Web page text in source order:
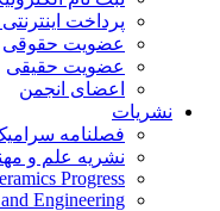
پرداخت
عضویت حقوقی
عضویت حقیقی
اعضای انجمن
نشریات
فصلنامه
نشریه علم و
Progress
Engineering